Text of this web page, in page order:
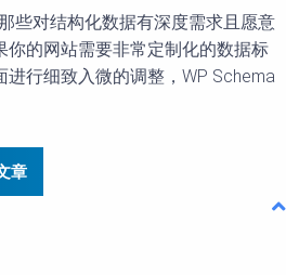
些对结构化数据有深度需求且愿意
你的网站需要非常定制化的数据标
行细致入微的调整，WP Schema
章